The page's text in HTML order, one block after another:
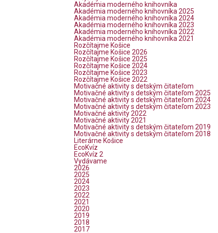
Akadémia moderného knihovníka
Akadémia moderného knihovníka 2025
Akadémia moderného knihovníka 2024
Akadémia moderného knihovníka 2023
Akadémia moderného knihovníka 2022
Akadémia moderného knihovníka 2021
Rozčítajme Košice
Rozčítajme Košice 2026
Rozčítajme Košice 2025
Rozčítajme Košice 2024
Rozčítajme Košice 2023
Rozčítajme Košice 2022
Motivačné aktivity s detským čitateľom
Motivačné aktivity s detským čitateľom 2025
Motivačné aktivity s detským čitateľom 2024
Motivačné aktivity s detským čitateľom 2023
Motivačné aktivity 2022
Motivačné aktivity 2021
Motivačné aktivity s detským čitateľom 2019
Motivačné aktivity s detským čitateľom 2018
Literárne Košice
EcoKvíz
EcoKvíz 2
Vydávame
2026
2025
2024
2023
2022
2021
2020
2019
2018
2017